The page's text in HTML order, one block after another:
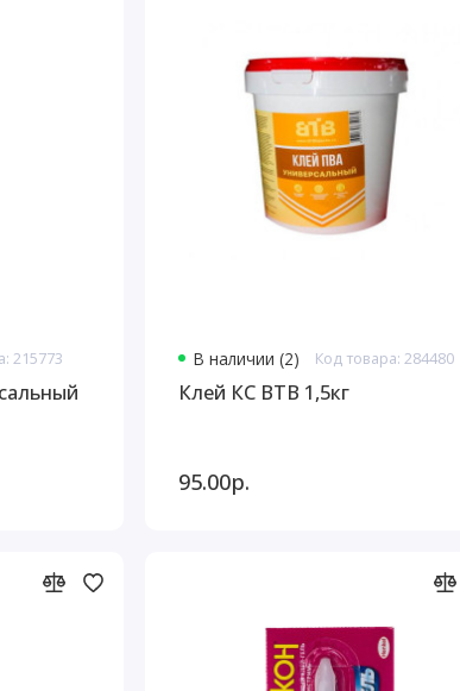
215773 В наличии (2) Код товара: 284480
Клей КС ВТВ 1,5кг
95.00р.